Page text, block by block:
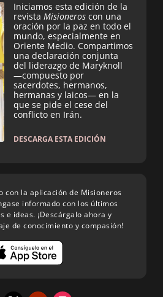
Iniciamos esta edición de la
revista Misioneros con una
oración por la paz en todo el
mundo, especialmente en
Oriente Medio. Compartimos
una declaración conjunta
del liderazgo de Maryknoll
—compuesto por
sacerdotes, hermanos,
hermanas y laicos— en la
que se pide el cese del
conflicto en Irán.
DESCARGA ESTA EDICIÓN
con la aplicación de Misioneros
informado con los últimos
e ideas. ¡Descárgalo ahora y
de conocimiento y compasión!